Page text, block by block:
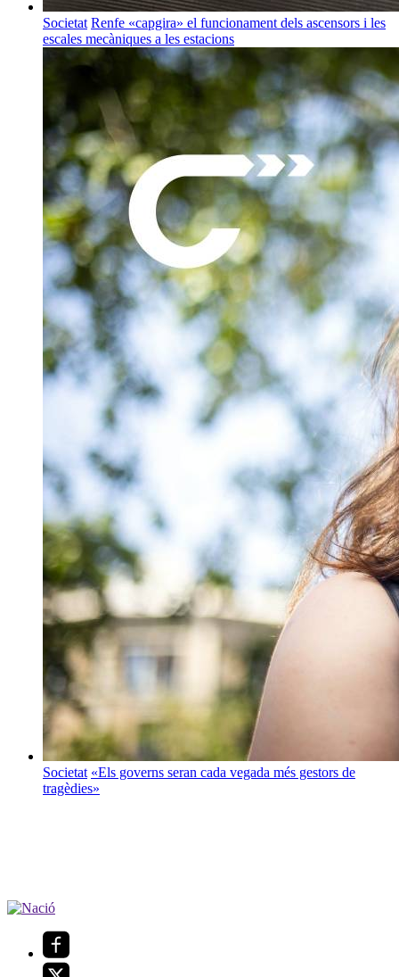
Societat Renfe «capgira» el funcionament dels ascensors i les
escales mecàniques a les estacions
Societat «Els governs seran cada vegada més gestors de
tragèdies»